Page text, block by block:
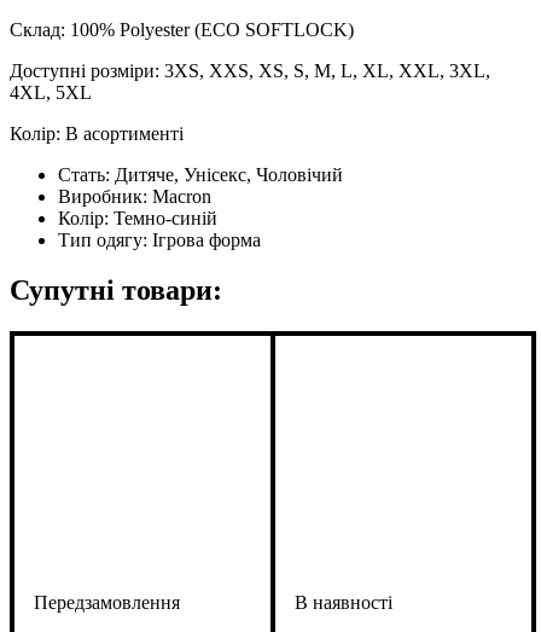
Склад: 100% Polyester (ECO SOFTLOCK)
Доступні розміри: 3XS, XXS, XS, S, M, L, XL, XXL, 3XL,
4XL, 5XL
Колір: В асортименті
Стать: Дитяче, Унісекс, Чоловічий
Виробник: Macron
Колір: Темно-синій
Тип одягу: Ігрова форма
Супутні товари: